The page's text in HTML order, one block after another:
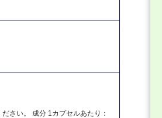
ださい。 成分 1カプセルあたり：